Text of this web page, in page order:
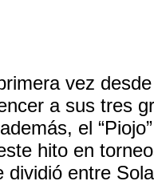
vez
a sus tres
el
hito en
dividió entre